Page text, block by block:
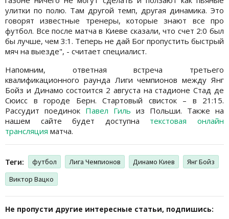
улитки по полю. Там другой темп, другая динамика. Это
говорят известные тренеры, которые знают все про
футбол. Все после матча в Киеве сказали, что счет 2:0 был
бы лучше, чем 3:1. Теперь не дай Бог пропустить быстрый
мяч на выезде", - считает специалист.
Напомним, ответная встреча третьего
квалификационного раунда Лиги чемпионов между Янг
Бойз и Динамо состоится 2 августа на стадионе Стад де
Сюисс в городе Берн. Стартовый свисток – в 21:15.
Рассудит поединок Павел Гиль из Польши. Также на
нашем сайте будет доступна текстовая онлайн
трансляция матча.
Теги: футбол Лига Чемпионов Динамо Киев
Янг Бойз
Виктор Вацко
Не пропусти другие интересные статьи, подпишись: